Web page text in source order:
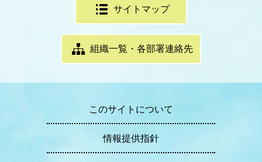
サイトマップ
組織一覧・各部署連絡先
このサイトについて
情報提供指針